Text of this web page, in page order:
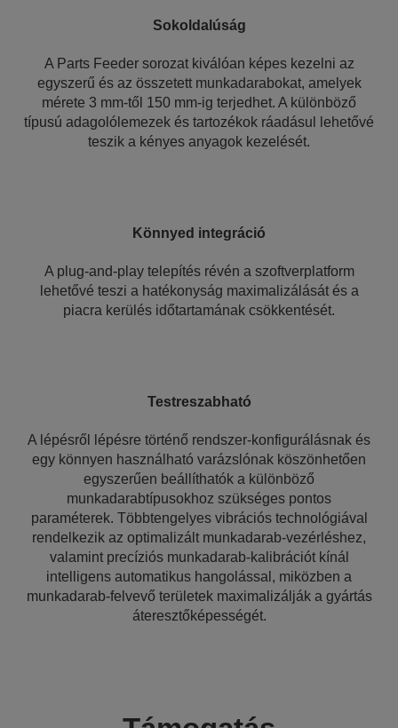
Sokoldalúság
A Parts Feeder sorozat kiválóan képes kezelni az
egyszerű és az összetett munkadarabokat, amelyek
mérete 3 mm-től 150 mm-ig terjedhet. A különböző
típusú adagolólemezek és tartozékok ráadásul lehetővé
teszik a kényes anyagok kezelését.
Könnyed integráció
A plug-and-play telepítés révén a szoftverplatform
lehetővé teszi a hatékonyság maximalizálását és a
piacra kerülés időtartamának csökkentését.
Testreszabható
A lépésről lépésre történő rendszer-konfigurálásnak és
egy könnyen használható varázslónak köszönhetően
egyszerűen beállíthatók a különböző
munkadarabtípusokhoz szükséges pontos
paraméterek. Többtengelyes vibrációs technológiával
rendelkezik az optimalizált munkadarab-vezérléshez,
valamint precíziós munkadarab-kalibrációt kínál
intelligens automatikus hangolással, miközben a
munkadarab-felvevő területek maximalizálják a gyártás
áteresztőképességét.